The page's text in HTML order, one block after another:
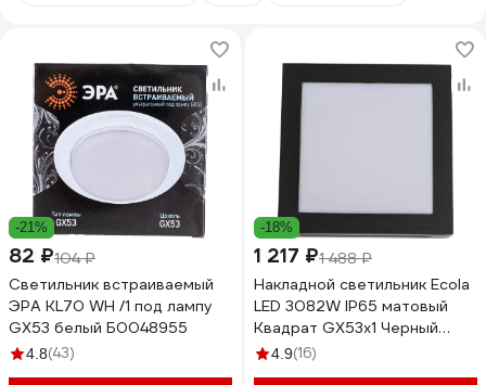
-21%
82 ₽104 ₽
Светильник встраиваемый
ЭРА KL70 WH /1 под лампу
GX53 белый Б0048955
4.8(43)
-18%
1 217 ₽1 488 ₽
Накладной светильник Ecola
LED 3082W IP65 матовый
Квадрат GX53x1 Черный
136x136x55 FB53SSECH
4.9(16)